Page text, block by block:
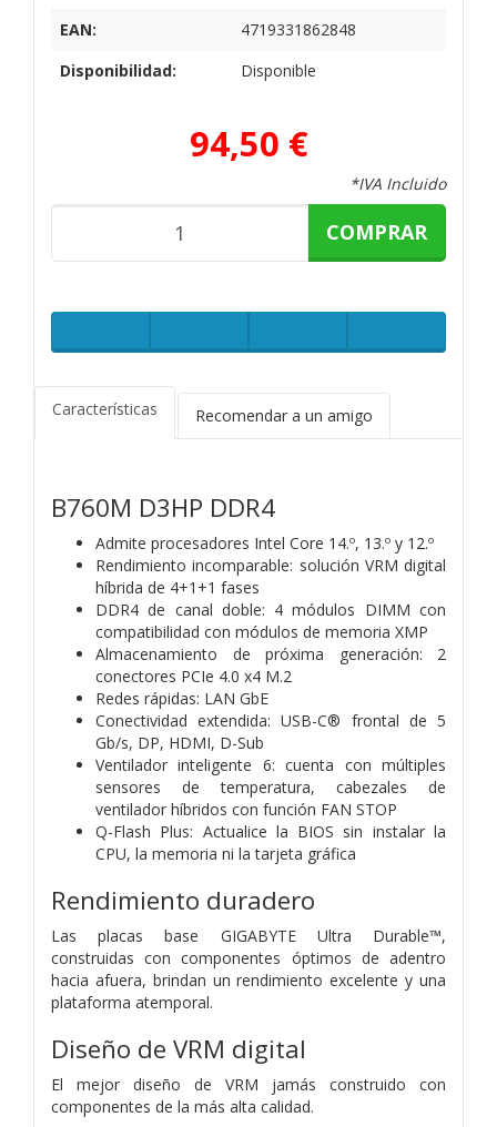
EAN:
4719331862848
Disponibilidad:
Disponible
94,50 €
*IVA Incluido
COMPRAR
Características Recomendar a un amigo
B760M D3HP DDR4
Admite procesadores Intel Core 14.º, 13.º y 12.º
Rendimiento incomparable: solución VRM digital
híbrida de 4+1+1 fases
DDR4 de canal doble: 4 módulos DIMM con
compatibilidad con módulos de memoria XMP
Almacenamiento de próxima generación: 2
conectores PCIe 4.0 x4 M.2
Redes rápidas: LAN GbE
Conectividad extendida: USB-C® frontal de 5
Gb/s, DP, HDMI, D-Sub
Ventilador inteligente 6: cuenta con múltiples
sensores de temperatura, cabezales de
ventilador híbridos con función FAN STOP
Q-Flash Plus: Actualice la BIOS sin instalar la
CPU, la memoria ni la tarjeta gráfica
Rendimiento duradero
Las placas base GIGABYTE Ultra Durable™,
construidas con componentes óptimos de adentro
hacia afuera, brindan un rendimiento excelente y una
plataforma atemporal.
Diseño de VRM digital
El mejor diseño de VRM jamás construido con
componentes de la más alta calidad.